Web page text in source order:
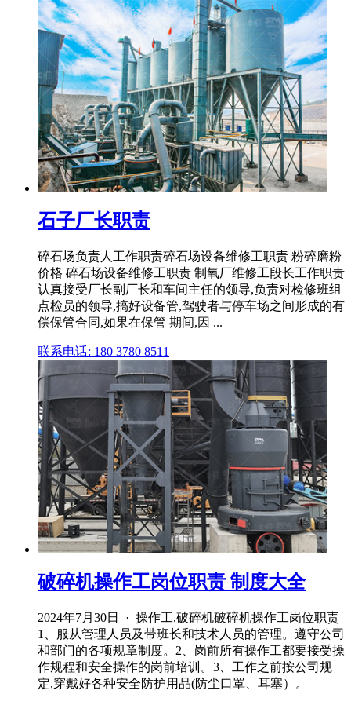
石子厂长职责
碎石场负责人工作职责碎石场设备维修工职责 粉碎磨粉
价格 碎石场设备维修工职责 制氧厂维修工段长工作职责
认真接受厂长副厂长和车间主任的领导,负责对检修班组
点检员的领导,搞好设备管,驾驶者与停车场之间形成的有
偿保管合同,如果在保管 期间,因 ...
联系电话: 180 3780 8511
破碎机操作工岗位职责 制度大全
2024年7月30日 · 操作工,破碎机破碎机操作工岗位职责
1、服从管理人员及带班长和技术人员的管理。遵守公司
和部门的各项规章制度。2、岗前所有操作工都要接受操
作规程和安全操作的岗前培训。3、工作之前按公司规
定,穿戴好各种安全防护用品(防尘口罩、耳塞）。